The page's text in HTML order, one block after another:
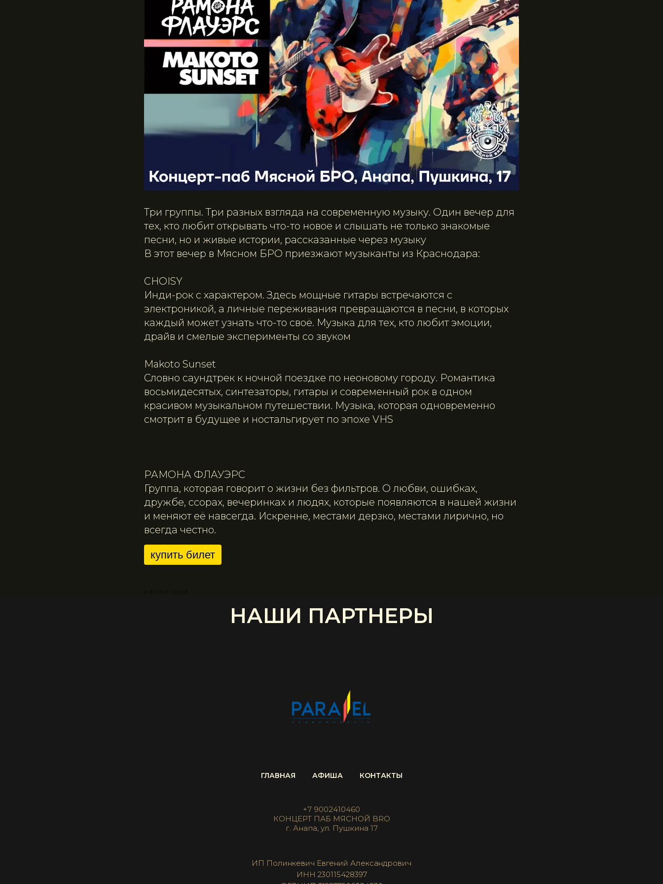
Три группы. Три разных взгляда на современную музыку. Один вечер для
тех, кто любит открывать что-то новое и слышать не только знакомые
песни, но и живые истории, рассказанные через музыку
В этот вечер в Мясном БРО приезжают музыканты из Краснодара:
CHOISY
Инди-рок с характером. Здесь мощные гитары встречаются с
электроникой, а личные переживания превращаются в песни, в которых
каждый может узнать что-то своё. Музыка для тех, кто любит эмоции,
драйв и смелые эксперименты со звуком
Makoto Sunset
Словно саундтрек к ночной поездке по неоновому городу. Романтика
восьмидесятых, синтезаторы, гитары и современный рок в одном
красивом музыкальном путешествии. Музыка, которая одновременно
смотрит в будущее и ностальгирует по эпохе VHS
РАМОНА ФЛАУЭРС
Группа, которая говорит о жизни без фильтров. О любви, ошибках,
дружбе, ссорах, вечеринках и людях, которые появляются в нашей жизни
и меняют её навсегда. Искренне, местами дерзко, местами лирично, но
всегда честно.
купить билет
НАШИ ПАРТНЕРЫ
ГЛАВНАЯ АФИША КОНТАКТЫ
+7 9002410460
КОНЦЕРТ ПАБ МЯСНОЙ BRO
г. Анапа, ул. Пушкина 17
ИП Полинкевич Евгений Александрович
ИНН 230115428397